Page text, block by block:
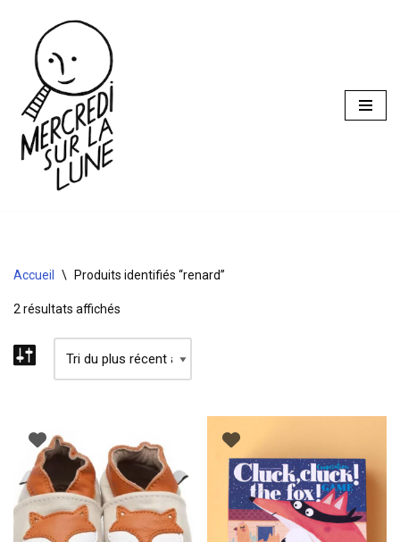
Aller
contenu
Accueil \ Produits identifiés “renard”
2 résultats affichés